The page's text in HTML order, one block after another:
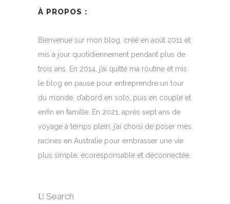
À PROPOS :
Bienvenue sur mon blog, créé en août 2011 et
mis à jour quotidiennement pendant plus de
trois ans. En 2014, j’ai quitté ma routine et mis
le blog en pause pour entreprendre un tour
du monde, d’abord en solo, puis en couple et
enfin en famille. En 2021, après sept ans de
voyage à temps plein, j’ai choisi de poser mes
racines en Australie pour embrasser une vie
plus simple, écoresponsable et déconnectée.
Search